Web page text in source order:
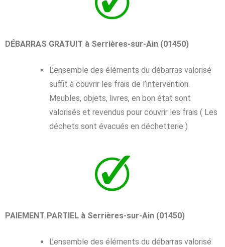
DÉBARRAS GRATUIT à Serrières-sur-Ain (01450)
L’ensemble des éléments du débarras valorisé
suffit à couvrir les frais de l’intervention.
Meubles, objets, livres, en bon état sont
valorisés et revendus pour couvrir les frais ( Les
déchets sont évacués en déchetterie )
PAIEMENT PARTIEL à Serrières-sur-Ain (01450)
L’ensemble des éléments du débarras valorisé